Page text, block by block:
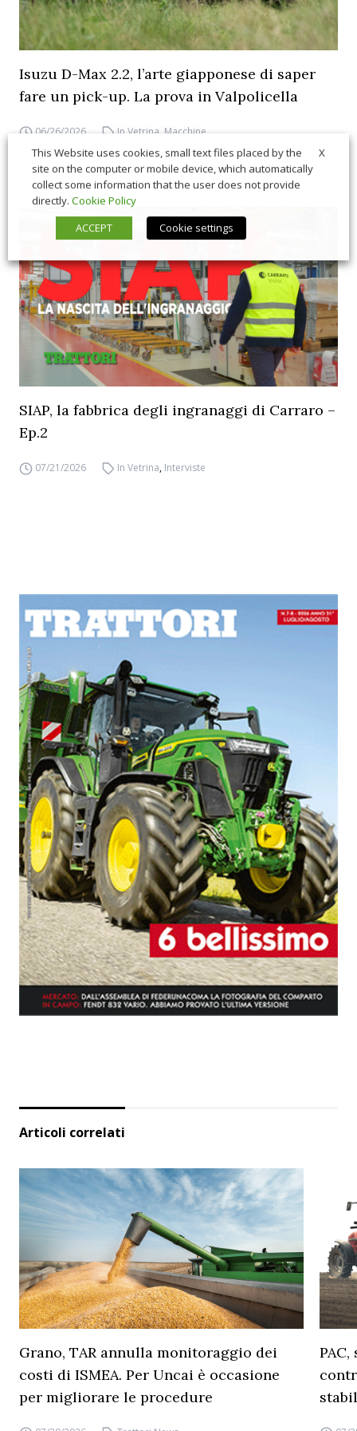
Isuzu D-Max 2.2, l’arte giapponese di saper
fare un pick-up. La prova in Valpolicella
06/26/2026 In Vetrina ,Macchine
SIAP, la fabbrica degli ingranaggi di Carraro –
Ep.2
07/21/2026 In Vetrina, Interviste
Articoli correlati
Grano, TAR annulla monitoraggio dei
costi di ISMEA. Per Uncai è occasione
per migliorare le procedure
X
This Website uses cookies, small text files placed by the
site on the computer or mobile device, which automatically
collect some information that the user does not provide
directly. Cookie Policy
ACCEPT
Cookie settings